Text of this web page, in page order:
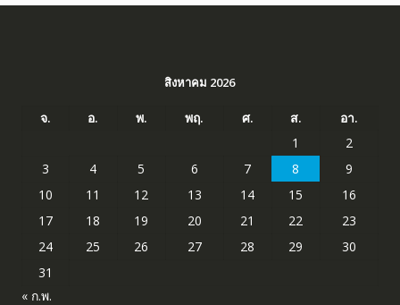
สิงหาคม 2026
จ. อ. พ. พฤ. ศ. ส.
อา.
1
2
3
4 5 6 7 8
9
10
11 12 13 14 15
16
17
18 19 20 21 22
23
24
25 26 27 28 29
30
31
« ก.พ.